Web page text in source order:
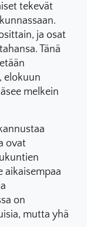
tekevät
ja osat
Tänä
elokuun
melkein
ovat
aikaisempaa
on
mutta yhä